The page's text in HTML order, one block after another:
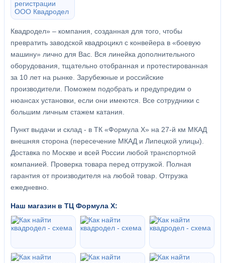
Квадродел» – компания, созданная для того, чтобы
превратить заводской квадроцикл с конвейера в «боевую
машину» лично для Вас. Вся линейка дополнительного
оборудования, тщательно отобранная и протестированная
за 10 лет на рынке. Зарубежные и российские
производители. Поможем подобрать и предупредим о
нюансах установки, если они имеются. Все сотрудники с
большим личным стажем катания.
Пункт выдачи и склад - в ТК «Формула X» на 27-й км МКАД
внешняя сторона (пересечение МКАД и Липецкой улицы).
Доставка по Москве и всей России любой транспортной
компанией. Проверка товара перед отгрузкой. Полная
гарантия от производителя на любой товар. Отгрузка
ежедневно.
Наш магазин в ТЦ Формула Х: